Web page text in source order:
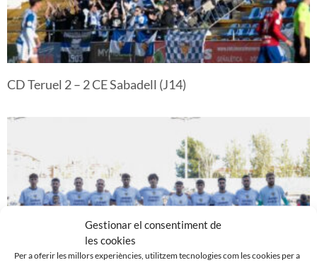
Gestionar el consentiment de
les cookies
Per a oferir les millors experiències, utilitzem tecnologies com les cookies per a
CD Teruel 2 – 2 CE Sabadell (J14)